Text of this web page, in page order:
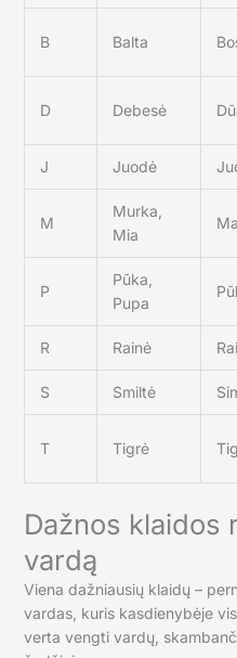
B Balta
D Debesė
J Juodė
M
Murka,
Mia
P
Pūka,
Pupa
R Rainė
S Smiltė
T Tigrė
Dažnos klaidos
vardą
Viena dažniausių klaidų –
vardas, kuris kasdienybėje
verta vengti vardų,